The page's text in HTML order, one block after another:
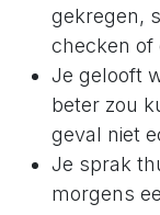
gekregen,
checken of
Je gelooft
beter zou
geval niet
Je sprak
morgens